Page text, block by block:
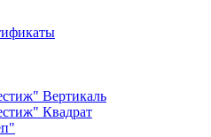
Вертикаль
Квадрат